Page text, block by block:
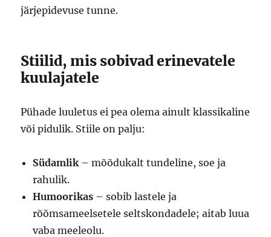
järjepidevuse tunne.
Stiilid, mis sobivad erinevatele
kuulajatele
Pühade luuletus ei pea olema ainult klassikaline
või pidulik. Stiile on palju:
Südamlik – mõõdukalt tundeline, soe ja
rahulik.
Humoorikas – sobib lastele ja
rõõmsameelsetele seltskondadele; aitab luua
vaba meeleolu.